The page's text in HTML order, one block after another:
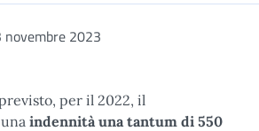
novembre 2023
per il 2022, il
indennità una tantum di 550